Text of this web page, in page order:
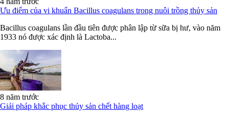
Ưu điểm của vi khuẩn Bacillus coagulans trong nuôi trồng thủy sản
Bacillus coagulans lần đầu tiên được phân lập từ sữa bị hư, vào năm
1933 nó được xác định là Lactoba...
8 năm trước
Giải pháp khắc phục thủy sản chết hàng loạt